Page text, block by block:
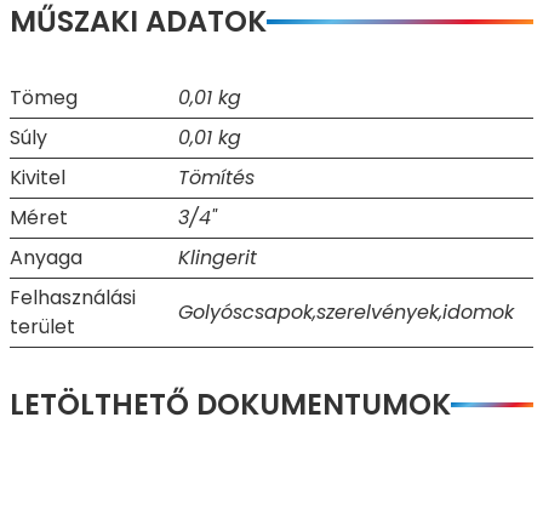
MŰSZAKI ADATOK
Tömeg
0,01 kg
Súly
0,01 kg
Kivitel
Tömítés
Méret
3/4"
Anyaga
Klingerit
Felhasználási
terület
Golyóscsapok,szerelvények,idomok
LETÖLTHETŐ DOKUMENTUMOK